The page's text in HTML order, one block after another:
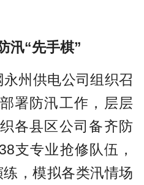
汛“先手棋”
州供电公司组织召
署防汛工作，层层
各县区公司备齐防
支专业抢修队伍，
，模拟各类汛情场